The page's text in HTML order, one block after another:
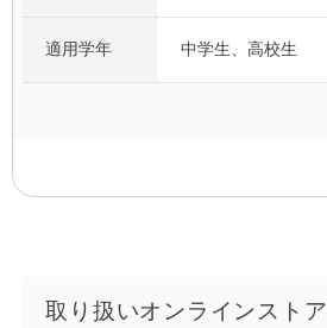
適用学年 中学生、高校生
取り扱いオンラインストア